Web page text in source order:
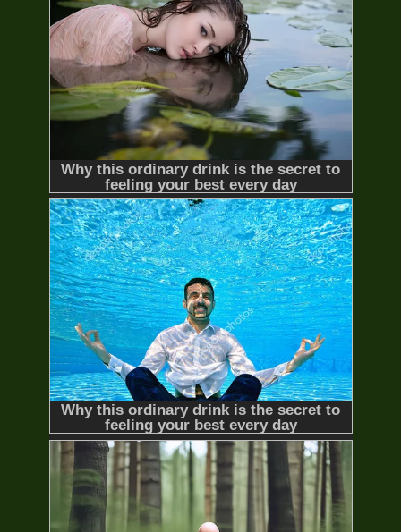
Destination 3 2006
HD-Thuyết Minh Lưỡi Hái Tử Thần Phần 2
Destination 2 2003
12/12 Thuyết Minh Đại Chiến Người Và Thần (Phần
Record of Ragnarok (season 1) 2021
28/28 Thuyết Minh Đại Chiến Titan (Phần Cuối)